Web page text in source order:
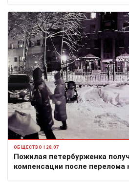
ОБЩЕСТВО | 28.07
Пожилая петербурженка
компенсации после перелома